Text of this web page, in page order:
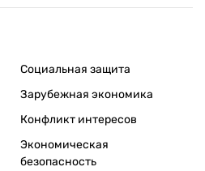
Социальная защита
Зарубежная экономика
Конфликт интересов
Экономическая
безопасность